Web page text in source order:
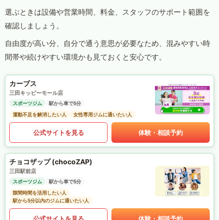
選ぶときは設備や営業時間、料金、スタッフのサポート範囲を
確認しましょう。
自由度が高い分、自分で通う意思が必要なため、混みやすい時
間帯や続けやすい環境かも見ておくと安心です。
カーブス
三田キッピーモール店
スポーツジム
駅から車で5分
運動不足を解消したい人
女性専用ジムに通いたい人
公式サイトを見る 体験・相談予約
チョコザップ (chocoZAP)
三田駅前店
スポーツジム
駅から車で5分
隙間時間を活用したい人
駅から5分以内のジムに通いたい人